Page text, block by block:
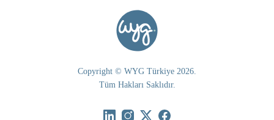
Copyright © WYG Türkiye 2026.
Tüm Hakları Saklıdır.